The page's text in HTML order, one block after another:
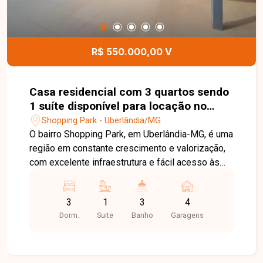
R$ 550.000,00 V
Casa residencial com 3 quartos sendo
1 suíte disponível para locação no
bairro Shopping Park em Uberlândia-
MG
Shopping Park - Uberlândia/MG
O bairro Shopping Park, em Uberlândia-MG, é uma
região em constante crescimento e valorização,
com excelente infraestrutura e fácil acesso às
supermercados, escolas, farmácias, comércios e
diversos serviços, oferece praticidade, conforto
e qualidade de vida para toda a família. Casa com
3
Dorm.
1
Suite
3
Banho
4
Garagens